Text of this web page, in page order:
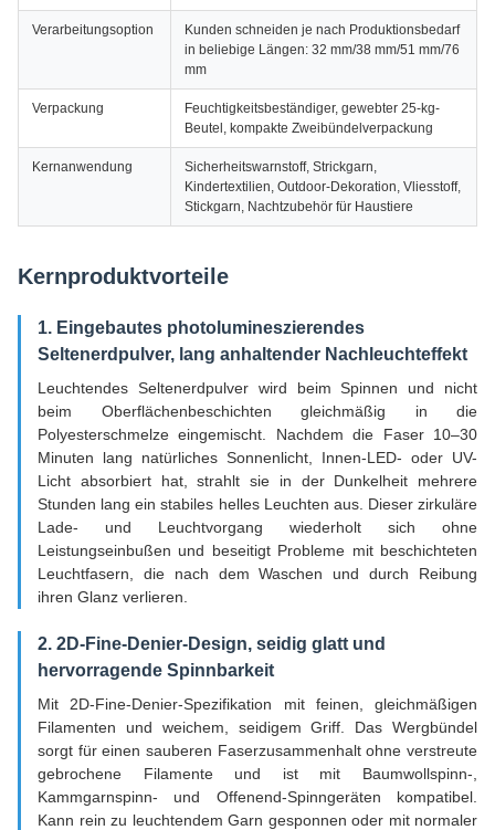
Verarbeitungsoption
Kunden schneiden je nach Produktionsbedarf
in beliebige Längen: 32 mm/38 mm/51 mm/76
mm
Verpackung
Feuchtigkeitsbeständiger, gewebter 25-kg-
Beutel, kompakte Zweibündelverpackung
Kernanwendung
Sicherheitswarnstoff, Strickgarn,
Kindertextilien, Outdoor-Dekoration, Vliesstoff,
Stickgarn, Nachtzubehör für Haustiere
Kernproduktvorteile
1. Eingebautes photolumineszierendes
Seltenerdpulver, lang anhaltender Nachleuchteffekt
Leuchtendes Seltenerdpulver wird beim Spinnen und nicht
beim Oberflächenbeschichten gleichmäßig in die
Polyesterschmelze eingemischt. Nachdem die Faser 10–30
Minuten lang natürliches Sonnenlicht, Innen-LED- oder UV-
Licht absorbiert hat, strahlt sie in der Dunkelheit mehrere
Stunden lang ein stabiles helles Leuchten aus. Dieser zirkuläre
Lade- und Leuchtvorgang wiederholt sich ohne
Leistungseinbußen und beseitigt Probleme mit beschichteten
Leuchtfasern, die nach dem Waschen und durch Reibung
ihren Glanz verlieren.
2. 2D-Fine-Denier-Design, seidig glatt und
hervorragende Spinnbarkeit
Mit 2D-Fine-Denier-Spezifikation mit feinen, gleichmäßigen
Filamenten und weichem, seidigem Griff. Das Wergbündel
sorgt für einen sauberen Faserzusammenhalt ohne verstreute
gebrochene Filamente und ist mit Baumwollspinn-,
Kammgarnspinn- und Offenend-Spinngeräten kompatibel.
Kann rein zu leuchtendem Garn gesponnen oder mit normaler